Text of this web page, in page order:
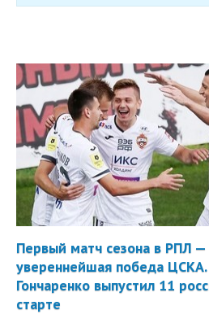
Первый матч сезона в РПЛ —
увереннейшая победа ЦСКА.
Гончаренко выпустил 11
старте